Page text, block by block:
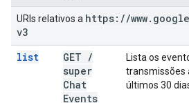
URIs relativos a https: //www.
v3
list
GET /
super
Chat
Events
Lista os
transmissões
últimos 30